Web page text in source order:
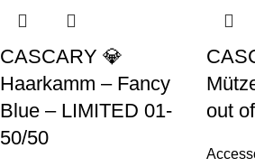
CASCARY 💎
Haarkamm – Fancy
Blue – LIMITED 01-
50/50
out